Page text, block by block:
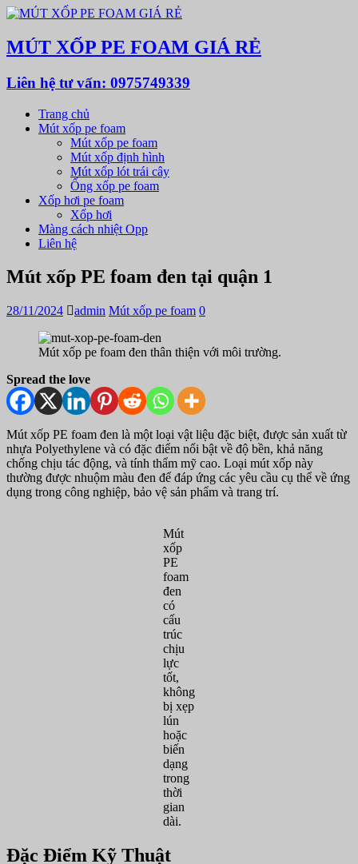
MÚT XỐP PE FOAM GIÁ RẺ
Liên hệ tư vấn: 0975749339
Trang chủ
Mút xốp pe foam
Mút xốp pe foam
Mút xốp định hình
Mút xốp lót trái cây
Ống xốp pe foam
Xốp hơi pe foam
Xốp hơi
Màng cách nhiệt Opp
Liên hệ
Mút xốp PE foam đen tại quận 1
28/11/2024 admin Mút xốp pe foam 0
Mút xốp pe foam đen thân thiện với môi trường.
Spread the love
Mút xốp PE foam đen là một loại vật liệu đặc biệt, được sản xuất từ
nhựa Polyethylene và có đặc điểm nổi bật về độ bền, khả năng
chống chịu tác động, và tính thẩm mỹ cao. Loại mút xốp này
thường được nhuộm màu đen để đáp ứng các yêu cầu cụ thể về ứng
dụng trong công nghiệp, bảo vệ sản phẩm và trang trí.
Mút
xốp
PE
foam
đen
có
cấu
trúc
chịu
lực
tốt,
không
bị xẹp
lún
hoặc
biến
dạng
trong
thời
gian
dài.
Đặc Điểm Kỹ Thuật